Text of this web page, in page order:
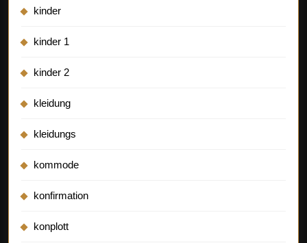
kinder
kinder 1
kinder 2
kleidung
kleidungs
kommode
konfirmation
konplott